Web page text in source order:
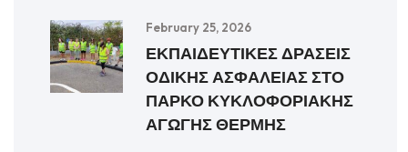
February 25, 2026
ΕΚΠΑΙΔΕΥΤΙΚΕΣ ΔΡΑΣΕΙΣ
ΟΔΙΚΗΣ ΑΣΦΑΛΕΙΑΣ ΣΤΟ
ΠΑΡΚΟ ΚΥΚΛΟΦΟΡΙΑΚΗΣ
ΑΓΩΓΗΣ ΘΕΡΜΗΣ